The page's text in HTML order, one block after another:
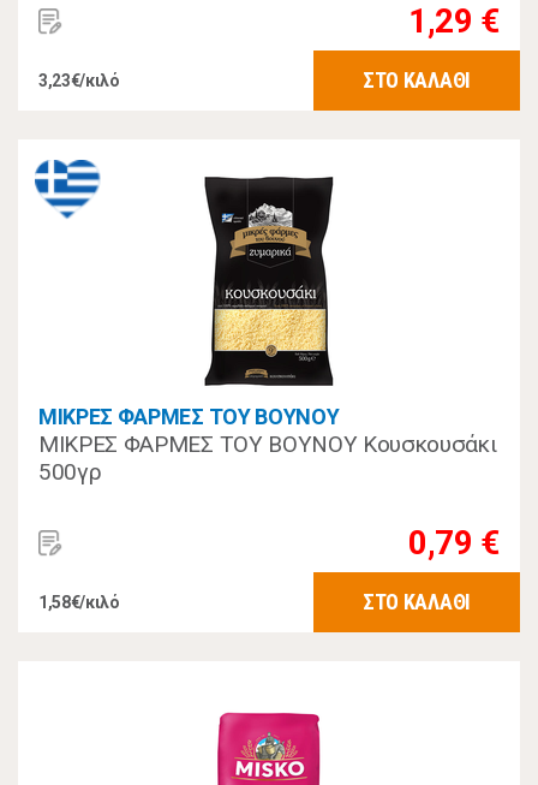
1,29 €
3,23€/κιλό ΣΤΟ ΚΑΛΑΘΙ
ΜΙΚΡΕΣ ΦΑΡΜΕΣ ΤΟΥ ΒΟΥΝΟΥ
ΜΙΚΡΕΣ ΦΑΡΜΕΣ ΤΟΥ ΒΟΥΝΟΥ Κουσκουσάκι
500γρ
0,79 €
1,58€/κιλό ΣΤΟ ΚΑΛΑΘΙ